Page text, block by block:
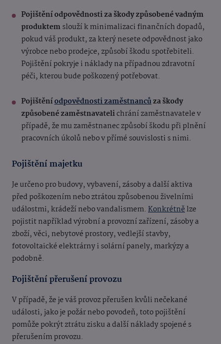
Pojištění odpovědnosti za škody způsobené vadným
produktem slouží k minimalizaci finančních dopadů,
pokud váš produkt, za který nesete odpovědnost jako
výrobce nebo prodejce, způsobí škodu spotřebiteli.
Pojištění pokryje i náklady na případnou zdravotní
péči, kterou bude poškozený potřebovat.
Pojištěníodpovědnosti zaměstnancůza škody
způsobené zaměstnavatelichrání zaměstnavatele v
případě, že mu zaměstnanec způsobí škodu při plnění
pracovních úkolů nebo v přímé souvislosti s nimi.
Pojištění majetku
Je určeno pro budovy, vybavení, zásoby a další aktiva
před poškozením nebo ztrátou způsobenou živelními
událostmi, krádeží nebo vandalismem. Konkrétnělze
pojistit například výrobní a provozní zařízení, zásoby a
zboží, věci, nebytové prostory, vedlejší stavby,
fotovoltaické elektrárny i solární panely, markýzy a
podobně.
Pojištění přerušení provozu
V případě, že je váš provoz přerušen kvůli nečekané
události, jako je požár nebo povodeň, toto pojištění
pomůže pokrýt ztrátu zisku a další náklady spojené s
přerušením provozu.